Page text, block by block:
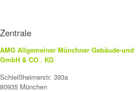
Zentrale
AMG Allgemeiner Münchner Gebäude-
GmbH & CO . KG
Schleißheimerstr. 393a
80935 München